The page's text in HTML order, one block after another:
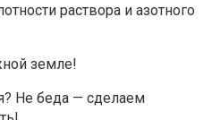
раствора и азотного
земле!
Не беда — сделаем